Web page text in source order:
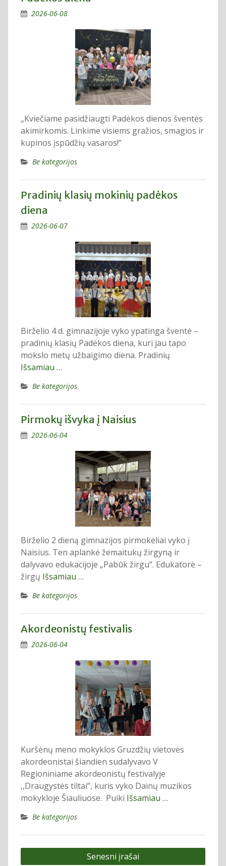
2026-06-08
„Kviečiame pasidžiaugti Padėkos dienos šventės
akimirkomis. Linkime visiems gražios, smagios ir
kupinos įspūdžių vasaros!“
Be kategorijos
Pradinių klasių mokinių padėkos
diena
2026-06-07
Birželio 4 d. gimnazijoje vyko ypatinga šventė –
pradinių klasių Padėkos diena, kuri jau tapo
mokslo metų užbaigimo diena. Pradinių
Išsamiau …
Be kategorijos
Pirmokų išvyka į Naisius
2026-06-04
Birželio 2 dieną gimnazijos pirmokėliai vyko į
Naisius. Ten aplankė žemaitukų žirgyną ir
dalyvavo edukacijoje „Pabūk žirgu“. Edukatorė –
žirgų Išsamiau …
Be kategorijos
Akordeonistų festivalis
2026-06-04
Kuršėnų meno mokyklos Gruzdžių vietovės
akordeonistai šiandien sudalyvavo V
Regioniniame akordeonistų festivalyje
,,Draugystės tiltai”, kuris vyko Dainų muzikos
mokykloje Šiauliuose. Puiki Išsamiau …
Be kategorijos
Navigacija
Senesni įrašai